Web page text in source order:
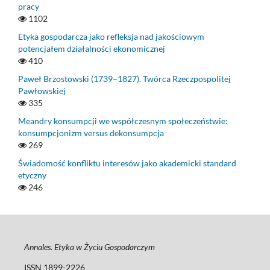
pracy
1102
Etyka gospodarcza jako refleksja nad jakościowym
potencjałem działalności ekonomicznej
410
Paweł Brzostowski (1739–1827). Twórca Rzeczpospolitej
Pawłowskiej
335
Meandry konsumpcji we współczesnym społeczeństwie:
konsumpcjonizm versus dekonsumpcja
269
Świadomość konfliktu interesów jako akademicki standard
etyczny
246
Annales. Etyka w Życiu Gospodarczym
ISSN 1899-2226